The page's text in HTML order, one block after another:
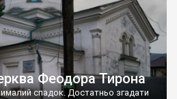
Феодора Тирона
спадок. Достатньо згадати